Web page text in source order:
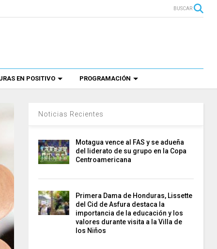
BUSCAR
EN POSITIVO PROGRAMACIÓN
Noticias Recientes
Motagua vence al FAS y se adueña
del liderato de su grupo en la Copa
Centroamericana
Primera Dama de Honduras, Lissette
del Cid de Asfura destaca la
importancia de la educación y los
valores durante visita a la Villa de
los Niños